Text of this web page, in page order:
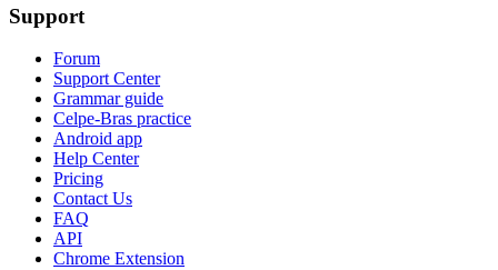
Support
Forum
Support Center
Grammar guide
Celpe-Bras practice
Android app
Help Center
Pricing
Contact Us
FAQ
API
Chrome Extension